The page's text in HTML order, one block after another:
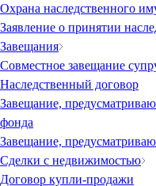
Охрана наследственного
Заявление о принятии
Завещания
Совместное завещание
Наследственный договор
Завещание,
фонда
Завещание,
Сделки с недвижимостью
Договор купли-продажи